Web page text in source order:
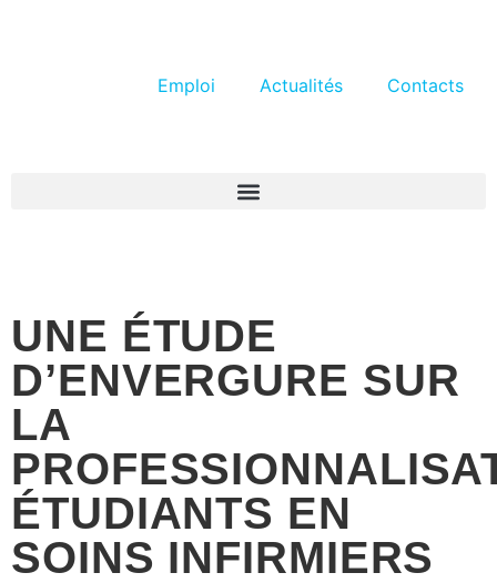
Emploi Actualités Contacts
UNE ÉTUDE
D’ENVERGURE SUR
LA
ÉTUDIANTS EN
SOINS INFIRMIERS